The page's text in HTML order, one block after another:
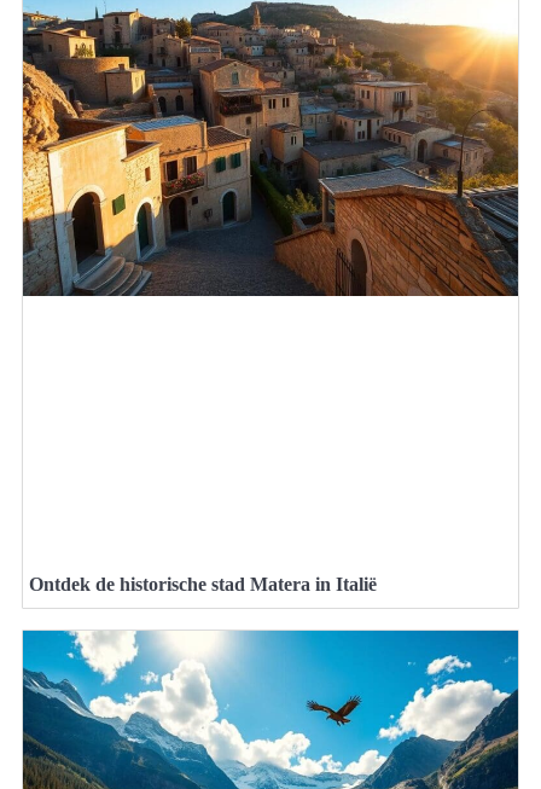
Ontdek de historische stad Matera in Italië